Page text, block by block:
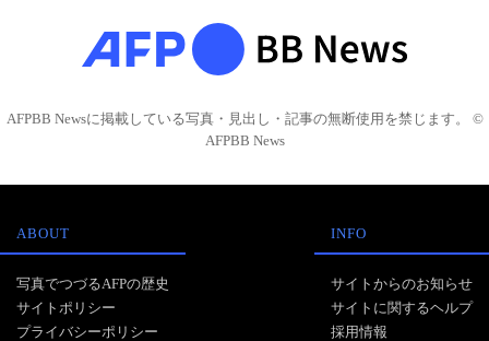
AFPBB Newsに掲載している写真・見出し・記事の無断使用を禁じます。 ©
AFPBB News
ABOUT
写真でつづるAFPの歴史
サイトポリシー
プライバシーポリシー
INFO
サイトからのお知らせ
サイトに関するヘルプ
採用情報